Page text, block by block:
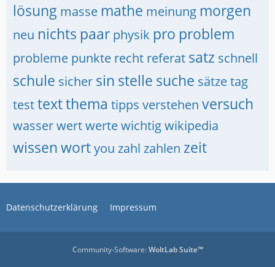
lösung masse mathe meinung morgen
neu nichts paar physik pro problem
probleme punkte recht referat satz schnell
schule sicher sin stelle suche sätzetag
testtextthema tipps verstehen versuch
wasserwertwertewichtigwikipedia
wissenwortyou zahl zahlen zeit
Datenschutzerklärung Impressum
Community-Software:WoltLab Suite™